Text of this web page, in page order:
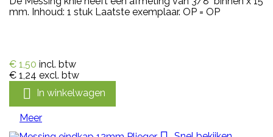
mm. Inhoud: 1 stuk Laatste exemplaar. OP = OP
€ 1,50 incl. btw
€ 1,24 excl. btw
 In winkelwagen
Meer